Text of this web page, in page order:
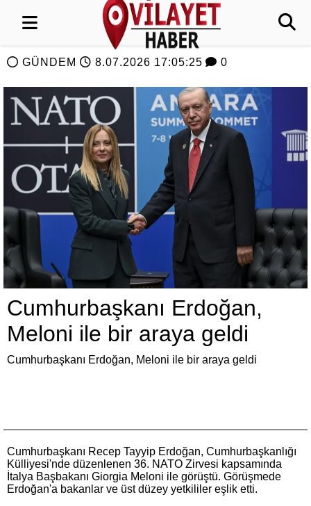
GÜNDEM 8.07.2026 17:05:25 0
Cumhurbaşkanı Erdoğan,
Meloni ile bir araya geldi
Cumhurbaşkanı Erdoğan, Meloni ile bir araya geldi
Cumhurbaşkanı Recep Tayyip Erdoğan, Cumhurbaşkanlığı
Külliyesi'nde düzenlenen 36. NATO Zirvesi kapsamında
İtalya Başbakanı Giorgia Meloni ile görüştü. Görüşmede
Erdoğan'a bakanlar ve üst düzey yetkililer eşlik etti.